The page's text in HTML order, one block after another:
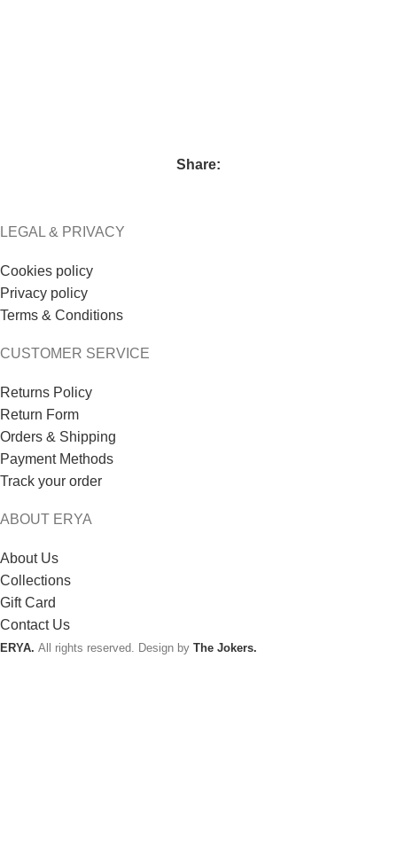
Share:
LEGAL & PRIVACY
Cookies policy
Privacy policy
Terms & Conditions
CUSTOMER SERVICE
Returns Policy
Return Form
Orders & Shipping
Payment Methods
Track your order
ABOUT ERYA
About Us
Collections
Gift Card
Contact Us
ERYA. All rights reserved. Design by The Jokers.